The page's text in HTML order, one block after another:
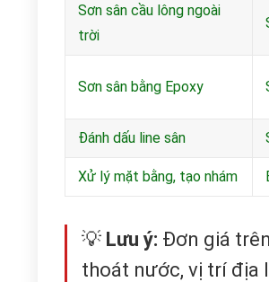
Sơn sân cầu lông ngoài
trời
Sơn sân bằng Epoxy
Đánh dấu line sân
Xử lý mặt bằng, tạo nhám
💡 Lưu ý: Đơn giá
thoát nước, vị trí địa